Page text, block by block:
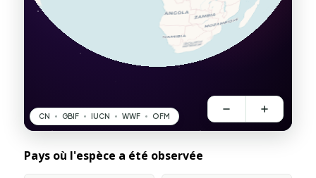
Pays où l'espèce a été observée